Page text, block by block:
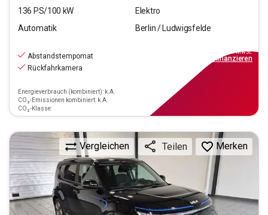
136 PS/100 kW
Elektro
Automatik
Berlin / Ludwigsfelde
Abstandstempomat
Rückfahrkamera
Energieverbrauch (kombiniert): k.A.
CO₂-Emissionen kombiniert: k.A.
CO₂-Klasse:
inkl.MwSt.
finanzieren
Vergleichen Teilen Merken